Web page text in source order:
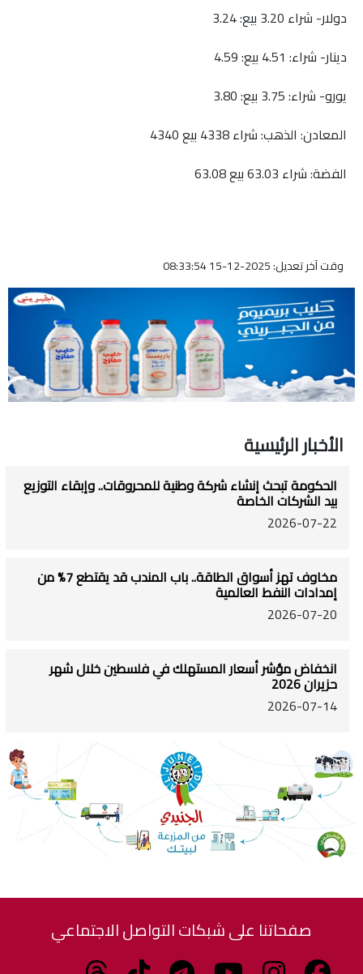
دولار- شراء 3.20 بيع: 3.24
دينار- شراء: 4.51 بيع: 4.59
يورو- شراء: 3.75 بيع: 3.80
المعادن: الذهب: شراء 4338 بيع 4340
الفضة: شراء 63.03 بيع 63.08
وقت آخر تعديل: 2025-12-15 08:33:54
الأخبار الرئيسية
الحكومة تبحث إنشاء شركة وطنية للمحروقات.. وإبقاء التوزيع
بيد الشركات الخاصة
2026-07-22
مخاوف تهز أسواق الطاقة.. باب المندب قد يقتطع 7% من
إمدادات النفط العالمية
2026-07-20
انخفاض مؤشر أسعار المستهلك في فلسطين خلال شهر
حزيران 2026
2026-07-14
صفحاتنا على شبكات التواصل الاجتماعي